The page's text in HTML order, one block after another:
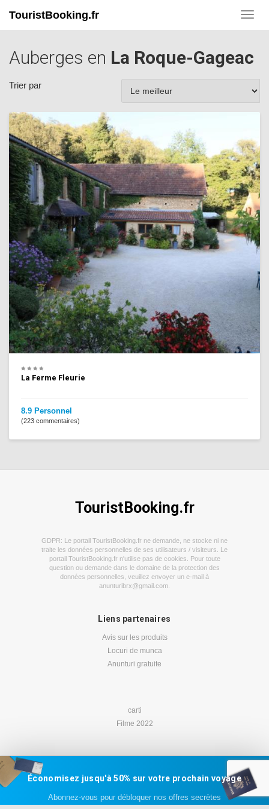
TouristBooking.fr
Auberges en La Roque-Gageac
Trier par
La Ferme Fleurie
8.9 Personnel
(223 commentaires)
TouristBooking.fr
GDPR: Le portail TouristBooking.fr ne demande, ne stocke ni ne
traite les données personnelles de ses utilisateurs / visiteurs. Le
portail TouristBooking.fr n'utilise pas de cookies. Pour toute
question ou demande dans le domaine de la protection des
données personnelles, veuillez envoyer un e-mail à
anunturibrx@gmail.com
Liens partenaires
Avis sur les produits
Locuri de munca
Anunturi gratuite
carti
Filme 2022
Économisez jusqu'à 50% sur votre prochain voyage
Abonnez-vous pour débloquer nos offres secrètes